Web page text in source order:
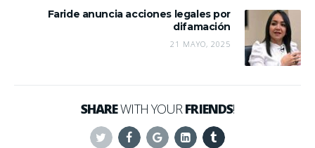
Faride anuncia acciones legales por
difamación
21 MAYO, 2025
SHAREWITH YOUR FRIENDS!